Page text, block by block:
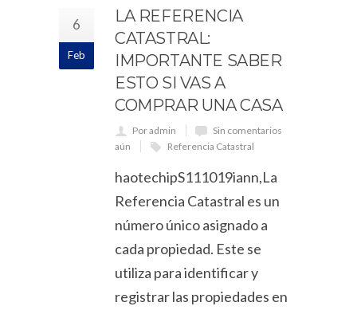
6
Feb
LA REFERENCIA
CATASTRAL:
IMPORTANTE SABER
ESTO SI VAS A
COMPRAR UNA CASA
Por admin
Sin comentarios
aún
Referencia Catastral
haotechipS111019iann,La
Referencia Catastral es un
número único asignado a
cada propiedad. Este se
utiliza para identificar y
registrar las propiedades en